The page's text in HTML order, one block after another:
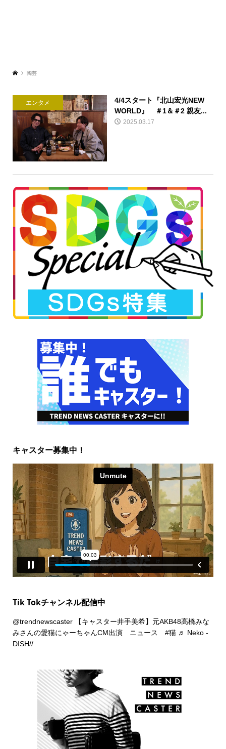
陶芸
エンタメ
4/4スタート『北山宏光NEW
WORLD』 ＃1＆＃2 親友...
2025.03.17
キャスター募集中！
Tik Tokチャンネル配信中
@trendnewscaster【キャスター井手美希】元AKB48高橋みな
みさんの愛猫にゃーちゃんCM出演 ニュース #猫 ♬ Neko -
DISH//